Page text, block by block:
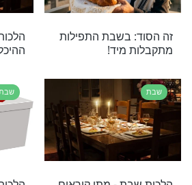
בשבת - מדריך
שבת
שבת